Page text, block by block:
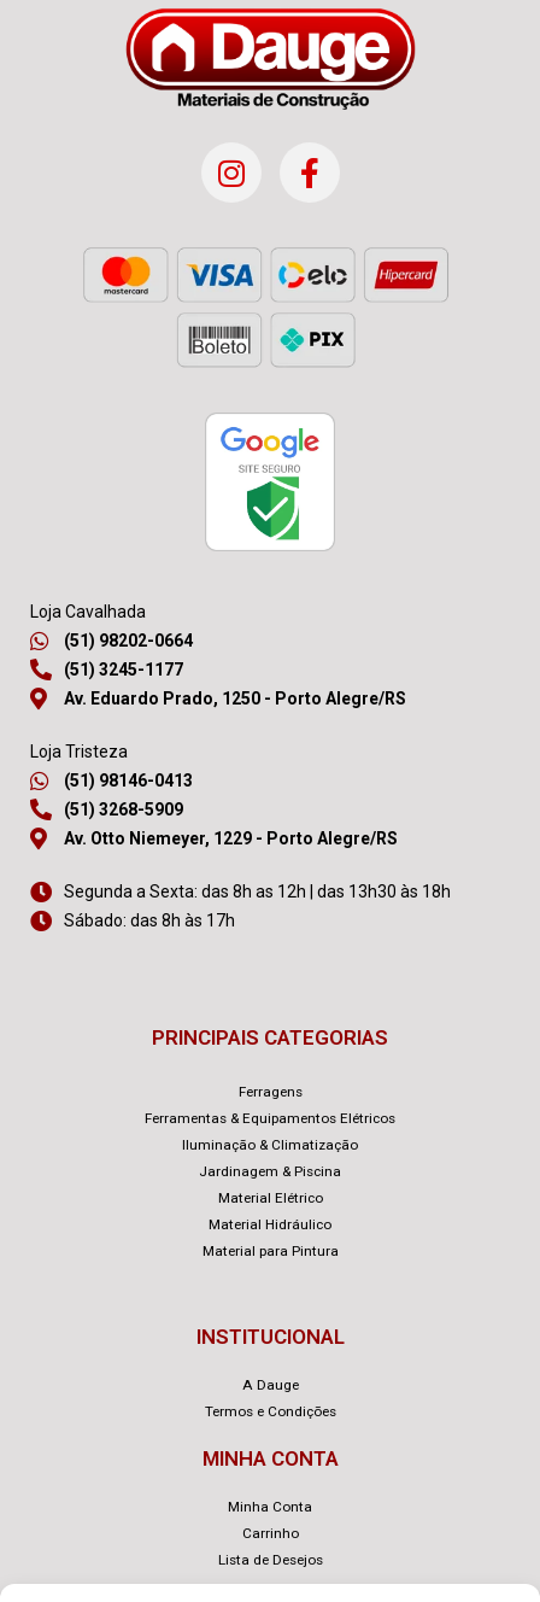
Loja Cavalhada
(51) 98202-0664
(51) 3245-1177
Av. Eduardo Prado, 1250 - Porto Alegre/RS
Loja Tristeza
(51) 98146-0413
(51) 3268-5909
Av. Otto Niemeyer, 1229 - Porto Alegre/RS
Segunda a Sexta: das 8h as 12h | das 13h30 às 18h
Sábado: das 8h às 17h
PRINCIPAIS CATEGORIAS
Ferragens
Ferramentas & Equipamentos Elétricos
Iluminação & Climatização
Jardinagem & Piscina
Material Elétrico
Material Hidráulico
Material para Pintura
INSTITUCIONAL
A Dauge
Termos e Condições
MINHA CONTA
Minha Conta
Carrinho
Lista de Desejos